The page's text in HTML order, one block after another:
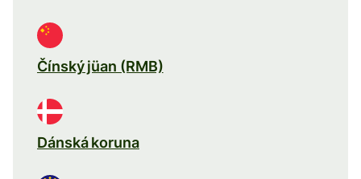
Čínský jüan (RMB)
Dánská koruna